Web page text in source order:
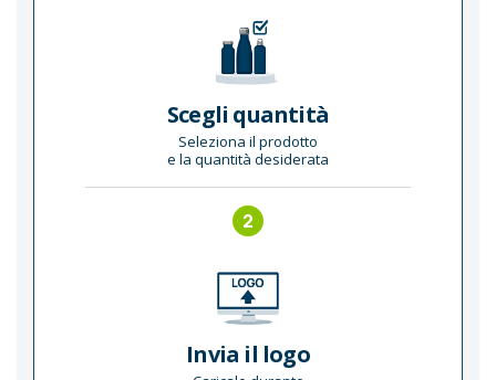
Scegli quantità
Seleziona il prodotto
e la quantità desiderata
2
Invia il logo